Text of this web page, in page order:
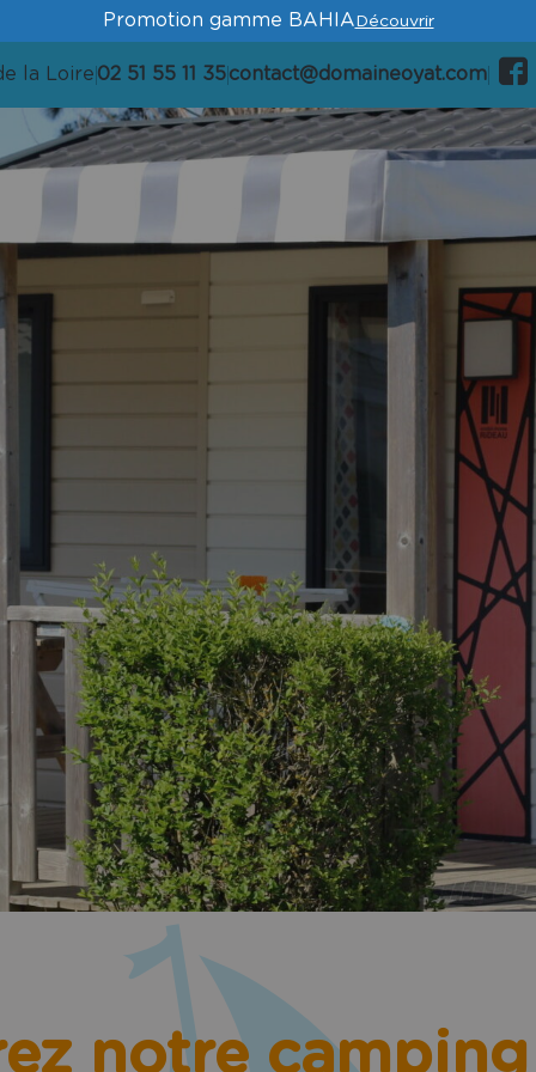
Promotion gamme BAHIADécouvrir
la Loire 02 51 55 11 35contact@domaineoyat.com
notre